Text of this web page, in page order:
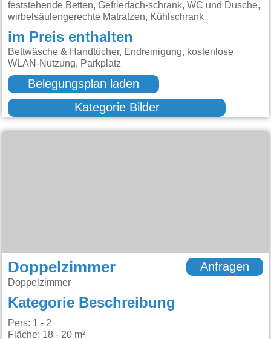
feststehende Betten, Gefrierfach-schrank, WC und Dusche,
wirbelsäulengerechte Matratzen, Kühlschrank
im Preis enthalten
Bettwäsche & Handtücher, Endreinigung, kostenlose
WLAN-Nutzung, Parkplatz
Belegungsplan laden
Kategorie Bilder
Doppelzimmer
Doppelzimmer
Anfragen
Kategorie Beschreibung
Pers: 1 - 2
Fläche: 18 - 20 m²